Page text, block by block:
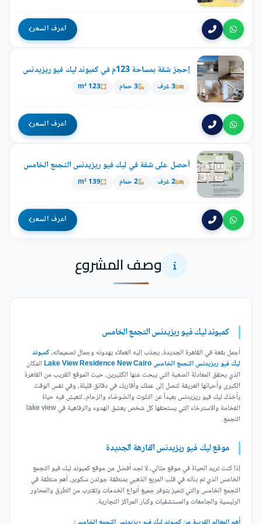
اعرف السعر
إحجز شقة بمساحة 123م في كمبوند ليك فيو ريزيدنس
3 غرف 3 حمام 123 m²
اعرف السعر
أحصل على شقة في ليك فيو ريزيدنس التجمع الخامس
2 غرف 2 حمام 139 m²
اعرف السعر
وصف المشروع
كمبوند ليك فيو ريزيدنس التجمع الخامس
أجمل بقعة في القاهرة الجديدة، يجذب إليه العملاء بهدوئه وجمال تصميماته،كمبوند
ليك فيو ريزيدنس التجمع الخامس Lake View Residence New Cairo
المكان
الذي يحقق المعادلة الصعبة التي يبحث عنها الكثيرين، حيث الموقع القريب من القاهرة
الكبرى وأحيائها العريقة لتصل إلى عملك وأقاربك في دقائق قليلة، وفي نفس الوقت
يأخذك ليك فيو ريزيدنس بعيداً عن التلوث والضوضاء والزحام، لتعيش فيه حياة
الفخامة والاسترخاء التي يستحقها كل شخص يعشق الهدوء والرفاهية في lake view
التجمع.
موقع ليك فيو ريزيدنس القارهة الجديدة
إذا كنت تريد الحياة في موقع مثالي، لا تجد أفضل من موقع كمبوند ليك فيو التجمع
الخامس الذي تم بنائه في قلب المربع الذهبي بمنطقة جولدن سكوير، أهم منطقة في
التجمع الخامس والتي تتميز بتوفر جميع أنواع الخدمات وتقترب من الطرق والمحاور
الرئيسية والجامعات والمستشفيات وكبار المراكز التجارية.